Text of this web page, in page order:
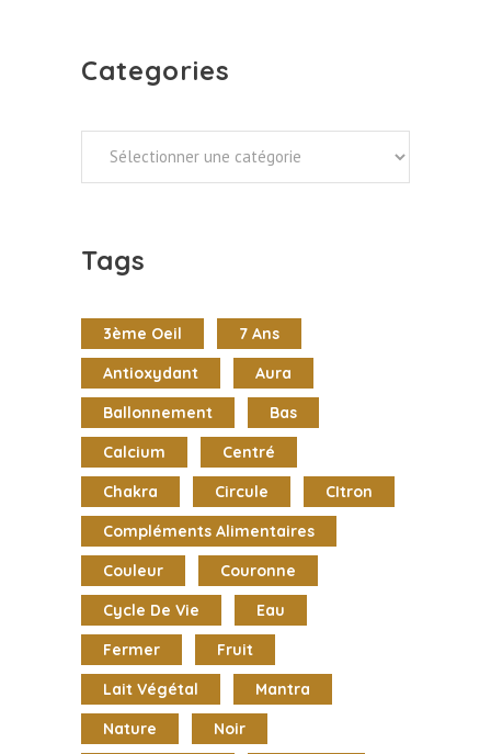
Categories
Categories
Tags
3ème Oeil
7 Ans
Antioxydant
Aura
Ballonnement
Bas
Calcium
Centré
Chakra
Circule
CItron
Compléments Alimentaires
Couleur
Couronne
Cycle De Vie
Eau
Fermer
Fruit
Lait Végétal
Mantra
Nature
Noir